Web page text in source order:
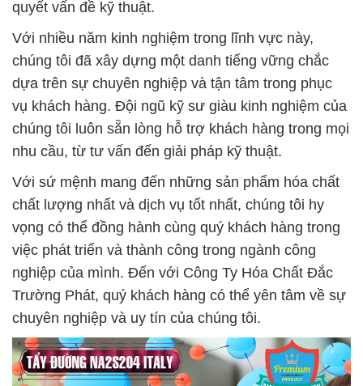
quyết vấn đề kỹ thuật.
Với nhiều năm kinh nghiệm trong lĩnh vực này,
chúng tôi đã xây dựng một danh tiếng vững chắc
dựa trên sự chuyên nghiệp và tận tâm trong phục
vụ khách hàng. Đội ngũ kỹ sư giàu kinh nghiệm của
chúng tôi luôn sẵn lòng hỗ trợ khách hàng trong mọi
nhu cầu, từ tư vấn đến giải pháp kỹ thuật.
Với sứ mệnh mang đến những sản phẩm hóa chất
chất lượng nhất và dịch vụ tốt nhất, chúng tôi hy
vọng có thể đồng hành cùng quý khách hàng trong
việc phát triển và thành công trong ngành công
nghiệp của mình. Đến với Công Ty Hóa Chất Đắc
Trường Phát, quý khách hàng có thể yên tâm về sự
chuyên nghiệp và uy tín của chúng tôi.